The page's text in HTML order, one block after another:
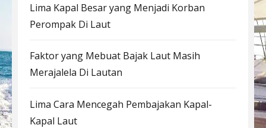
Lima Kapal Besar yang Menjadi Korban
Perompak Di Laut
Faktor yang Mebuat Bajak Laut Masih
Merajalela Di Lautan
Lima Cara Mencegah Pembajakan Kapal-
Kapal Laut